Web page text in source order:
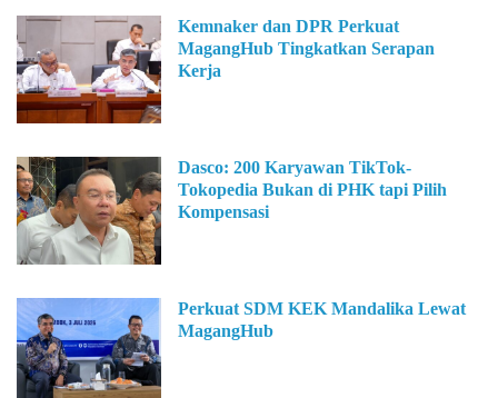
Kemnaker dan DPR Perkuat
MagangHub Tingkatkan Serapan
Kerja
Dasco: 200 Karyawan TikTok-
Tokopedia Bukan di PHK tapi Pilih
Kompensasi
Perkuat SDM KEK Mandalika Lewat
MagangHub